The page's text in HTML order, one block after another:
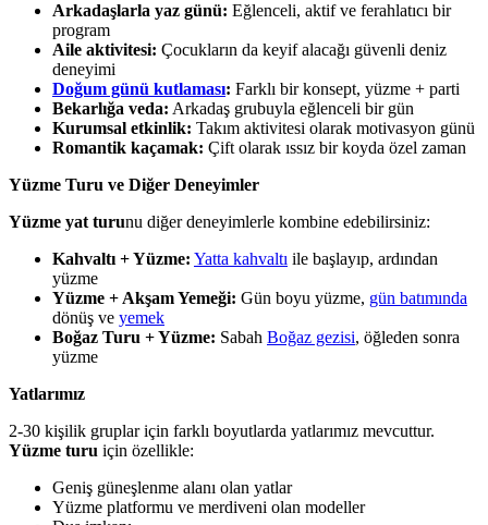
Arkadaşlarla yaz günü: Eğlenceli, aktif ve ferahlatıcı bir
program
Aile aktivitesi: Çocukların da keyif alacağı güvenli deniz
deneyimi
Doğum günü kutlaması: Farklı bir konsept, yüzme + parti
Bekarlığa veda: Arkadaş grubuyla eğlenceli bir gün
Kurumsal etkinlik: Takım aktivitesi olarak motivasyon günü
Romantik kaçamak: Çift olarak ıssız bir koyda özel zaman
Yüzme Turu ve Diğer Deneyimler
Yüzme yat turunu diğer deneyimlerle kombine edebilirsiniz:
Kahvaltı + Yüzme: Yatta kahvaltı ile başlayıp, ardından
yüzme
Yüzme + Akşam Yemeği: Gün boyu yüzme, gün batımında
dönüş ve yemek
Boğaz Turu + Yüzme: Sabah Boğaz gezisi, öğleden sonra
yüzme
Yatlarımız
2-30 kişilik gruplar için farklı boyutlarda yatlarımız mevcuttur.
Yüzme turu için özellikle:
Geniş güneşlenme alanı olan yatlar
Yüzme platformu ve merdiveni olan modeller